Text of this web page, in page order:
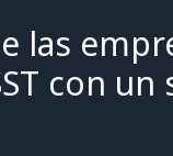
las
con